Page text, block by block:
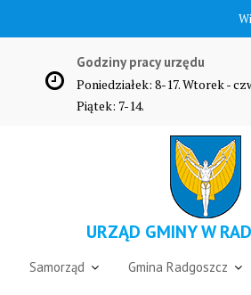
Godziny pracy urzędu
Poniedziałek: 8-17. Wtorek -
Piątek: 7-14.
URZĄD GMINY W
Samorząd Gmina Radgoszcz